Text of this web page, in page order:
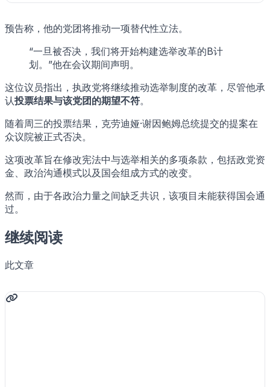
预告称，他的党团将推动一项替代性立法。
“一旦被否决，我们将开始构建选举改革的B计
划。”他在会议期间声明。
这位议员指出，执政党将继续推动选举制度的改革，尽管他承
认投票结果与该党团的期望不符。
随着周三的投票结果，克劳迪娅·谢因鲍姆总统提交的提案在
众议院被正式否决。
这项改革旨在修改宪法中与选举相关的多项条款，包括政党资
金、政治沟通模式以及国会组成方式的改变。
然而，由于各政治力量之间缺乏共识，该项目未能获得国会通
过。
继续阅读
此文章